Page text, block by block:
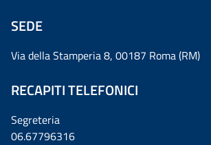
SEDE
Via della Stamperia 8, 00187 Roma (RM)
RECAPITI TELEFONICI
Segreteria
06.67796316